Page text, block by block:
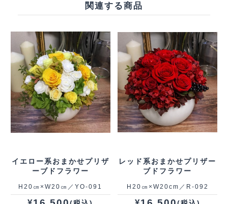
関連する商品
イエロー系おまかせプリザ
ーブドフラワー
H20㎝×W20㎝／YO‐091
レッド系おまかせプリザー
ブドフラワー
H20㎝×W20cm／R‐092